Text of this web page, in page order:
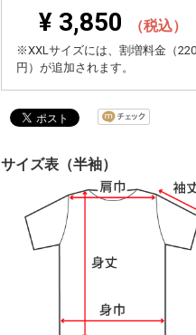
¥ 3,850 （税込）
※XXLサイズには、割増料金（220
円）が追加されます。
サイズ表（半袖）